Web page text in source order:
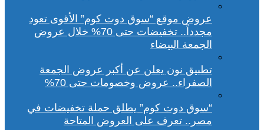
عروض موقع “سوق دوت كوم” الأقوى تعود
مجدداً.. تخفيضات حتى 70% خلال عروض
الجمعة البيضاء
تطبيق نون يعلن عن أكبر عروض الجمعة
الصفراء.. عروض وخصومات حتى 70%
“سوق دوت كوم” يطلق حملة تخفيضات في
مصر.. تعرف على العروض المتاحة